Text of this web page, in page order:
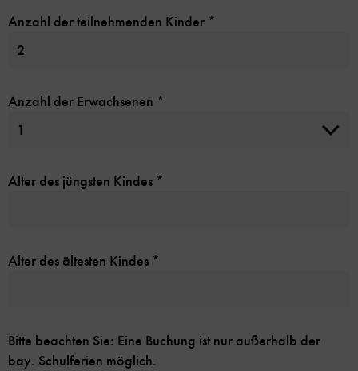
Anzahl der teilnehmenden Kinder *
Anzahl der Erwachsenen *
Alter des jüngsten Kindes *
Alter des ältesten Kindes *
Bitte beachten Sie: Eine Buchung ist nur außerhalb der
bay. Schulferien möglich.